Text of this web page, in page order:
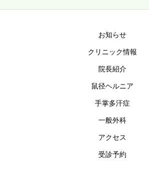
お知らせ
クリニック情報
院長紹介
鼠径ヘルニア
手掌多汗症
一般外科
アクセス
受診予約